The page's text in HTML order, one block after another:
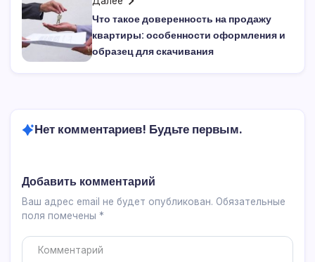
Что такое доверенность на продажу
квартиры: особенности оформления и
образец для скачивания
Нет комментариев! Будьте первым.
Добавить комментарий
Ваш адрес email не будет опубликован. Обязательные
поля помечены *